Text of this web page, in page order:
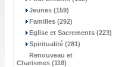
Jeunes (159)
Familles (292)
Eglise et Sacrements (223)
Spiritualité (281)
Renouveau et
Charismes (118)